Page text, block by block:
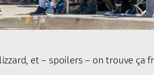
et – spoilers – on trouve ça